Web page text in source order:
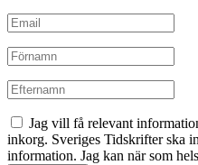
Jag vill få relevant
inkorg. Sveriges Tidskrifter ska
information. Jag kan när som